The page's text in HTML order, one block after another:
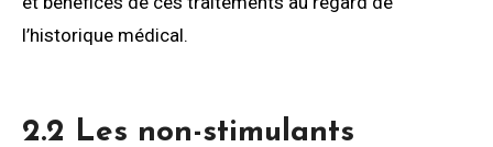
l’historique médical.
2.2 Les non-stimulants